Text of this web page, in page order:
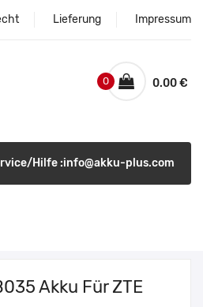
Lieferung Impressum
0.00 €
0
Hilfe :info@akku-plus.com
Akku Für ZTE